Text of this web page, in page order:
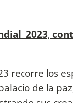
2023,
recorre los
de la